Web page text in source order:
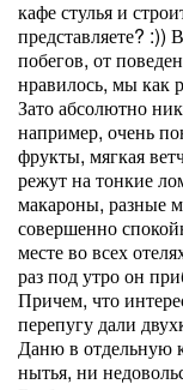
кафе стулья и
представляете? :))
побегов, от
нравилось, мы как
Зато абсолютно
например, очень
фрукты, мягкая
режут на тонкие
макароны, разные
совершенно
месте во всех
раз под утро он
Причем, что
перепугу дали
Даню в отдельную
нытья, ни